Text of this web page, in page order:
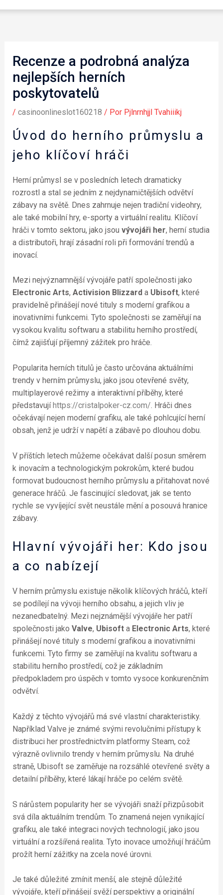
Recenze a podrobná analýza
nejlepších herních
poskytovatelů
/ casinoonlineslot160218 / Por Pjlnrnhjjl Tvahiiikj
Úvod do herního průmyslu a
jeho klíčoví hráči
Herní průmysl se v posledních letech dramaticky
rozrostl a stal se jedním z nejdynamičtějších odvětví
zábavy na světě. Dnes zahrnuje nejen tradiční videohry,
ale také mobilní hry, e-sporty a virtuální realitu. Klíčoví
hráči v tomto sektoru, jako jsou vývojáři her, herní studia
a distributoři, hrají zásadní roli při formování trendů a
inovací.
Mezi nejvýznamnější vývojáře patří společnosti jako
Electronic Arts, Activision Blizzard a Ubisoft, které
pravidelně přinášejí nové tituly s moderní grafikou a
inovativními funkcemi. Tyto společnosti se zaměřují na
vysokou kvalitu softwaru a stabilitu herního prostředí,
čímž zajišťují příjemný zážitek pro hráče.
Popularita herních titulů je často určována aktuálními
trendy v herním průmyslu, jako jsou otevřené světy,
multiplayerové režimy a interaktivní příběhy, které
představujíhttps://cristalpoker-cz.com/. Hráči dnes
očekávají nejen moderní grafiku, ale také pohlcující herní
obsah, jenž je udrží v napětí a zábavě po dlouhou dobu.
V příštích letech můžeme očekávat další posun směrem
k inovacím a technologickým pokrokům, které budou
formovat budoucnost herního průmyslu a přitahovat nové
generace hráčů. Je fascinující sledovat, jak se tento
rychle se vyvíjející svět neustále mění a posouvá hranice
zábavy.
Hlavní vývojáři her: Kdo jsou
a co nabízejí
V herním průmyslu existuje několik klíčových hráčů, kteří
se podílejí na vývoji herního obsahu, a jejich vliv je
nezanedbatelný. Mezi nejznámější vývojáře her patří
společnosti jako Valve, Ubisofta Electronic Arts, které
přinášejí nové tituly s moderní grafikou a inovativními
funkcemi. Tyto firmy se zaměřují na kvalitu softwaru a
stabilitu herního prostředí, což je základním
předpokladem pro úspěch v tomto vysoce konkurenčním
odvětví.
Každý z těchto vývojářů má své vlastní charakteristiky.
Například Valve je známé svými revolučními přístupy k
distribuci her prostřednictvím platformy Steam, což
výrazně ovlivnilo trendy v herním průmyslu. Na druhé
straně, Ubisoft se zaměřuje na rozsáhlé otevřené světy a
detailní příběhy, které lákají hráče po celém světě.
S nárůstem popularity her se vývojáři snaží přizpůsobit
svá díla aktuálním trendům. To znamená nejen vynikající
grafiku, ale také integraci nových technologií, jako jsou
virtuální a rozšířená realita. Tyto inovace umožňují hráčům
prožít herní zážitky na zcela nové úrovni.
Je také důležité zmínit menší, ale stejně důležité
vývojáře, kteří přinášejí svěží perspektivy a originální